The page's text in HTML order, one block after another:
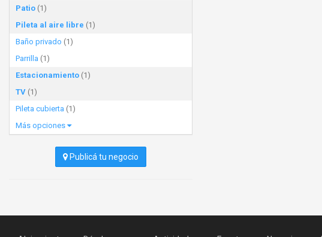
Patio (1)
Pileta al aire libre (1)
Baño privado (1)
Parrilla (1)
Estacionamiento (1)
TV (1)
Pileta cubierta (1)
Más opciones
Publicá tu negocio